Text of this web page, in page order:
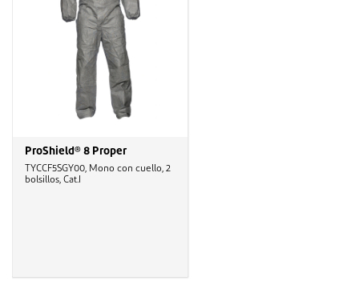
ProShield® 8 Proper
TYCCF5SGY00, Mono con cuello, 2
bolsillos, Cat.I